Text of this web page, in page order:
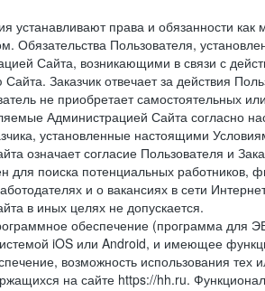
устанавливают права и обязанности
Обязательства Пользователя,
Сайта, возникающими в связи с
Заказчик отвечает за действия
не приобретает самостоятельных
Администрацией Сайта согласно
установленные настоящими
означает согласие Пользователя и
для поиска потенциальных
и о вакансиях в сети
в иных целях не допускается.
обеспечение (программа для
iOS или Android, и имеющее
возможность использования
на сайте https://hh.ru.